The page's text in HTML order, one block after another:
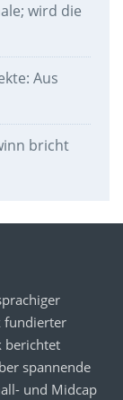
wird die
Aus
bricht
fundierter
berichtet
spannende
und Midcap